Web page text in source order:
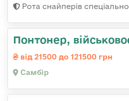
Рота снайперів
Понтонер,
від 21500 до 121500 грн
Самбір